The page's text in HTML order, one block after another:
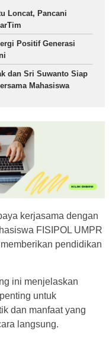
Loncat, Pancani
Positif Generasi
dan Sri Suwanto Siap
Mahasiswa
kerjasama dengan
FISIPOL UMPR
pendidikan
ini menjelaskan
untuk
dan manfaat yang
langsung.